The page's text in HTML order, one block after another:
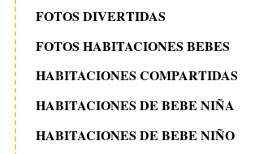
FOTOS DIVERTIDAS
FOTOS HABITACIONES BEBES
HABITACIONES COMPARTIDAS
HABITACIONES DE BEBE NIÑA
HABITACIONES DE BEBE NIÑO